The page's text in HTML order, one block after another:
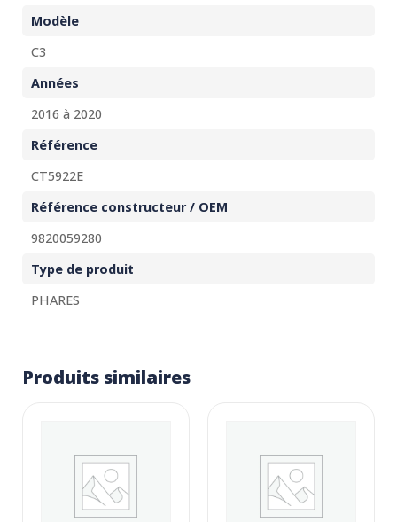
Modèle
C3
Années
2016 à 2020
Référence
CT5922E
Référence constructeur / OEM
9820059280
Type de produit
PHARES
Produits similaires